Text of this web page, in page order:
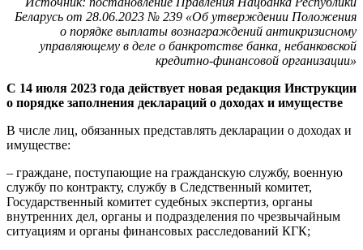
Беларусь от 28.06.2023 № 239 «Об утверждении Положения
о порядке выплаты вознаграждений антикризисному
управляющему в деле о банкротстве банка, небанковской
кредитно-финансовой организации»
С 14 июля 2023 года действует новая редакция Инструкции
о порядке заполнения деклараций о доходах и имуществе
В числе лиц, обязанных представлять декларации о доходах и
имуществе:
– граждане, поступающие на гражданскую службу, военную
службу по контракту, службу в Следственный комитет,
Государственный комитет судебных экспертиз, органы
внутренних дел, органы и подразделения по чрезвычайным
ситуациям и органы финансовых расследований КГК;